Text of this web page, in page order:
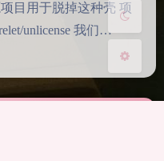
目用于脱掉这种壳 项
unlicense 我们…